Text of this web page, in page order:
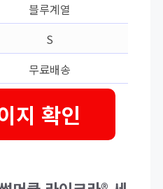
블루계열
S
무료배송
지 확인